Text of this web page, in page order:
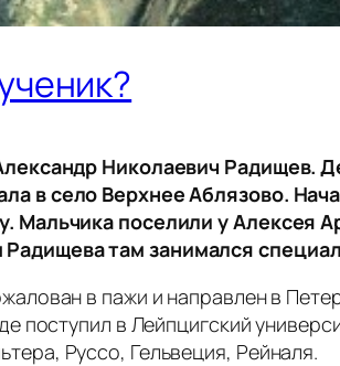
Николаевич
в село Верхнее Аблязово.
Мальчика поселили у Алексея
там занимался
в пажи и направлен в
поступил в Лейпцигский
Руссо, Гельвеция, Рейналя.